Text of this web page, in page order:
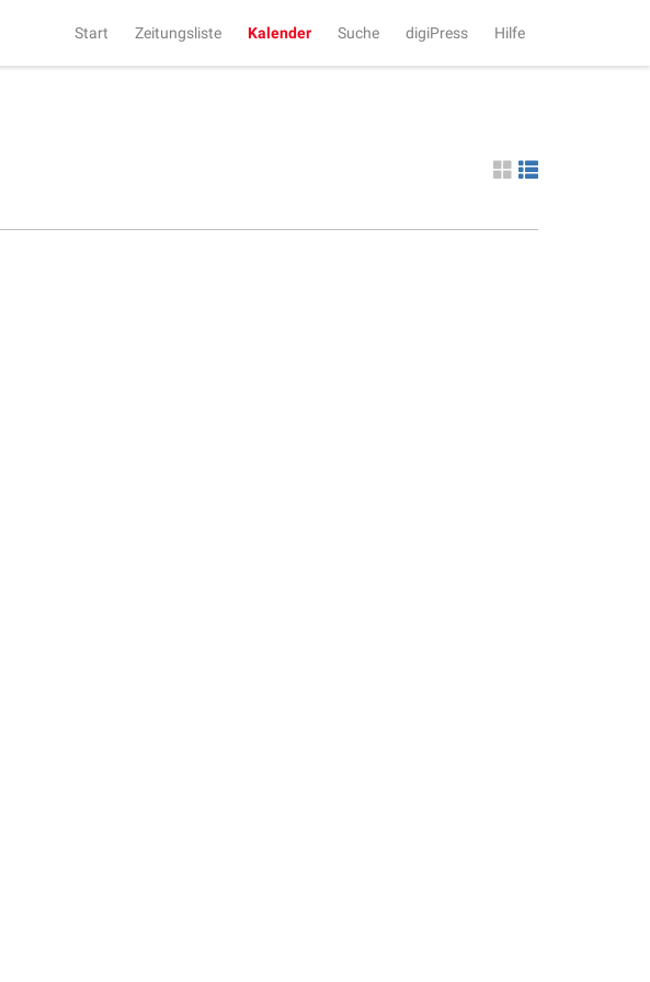
Start Zeitungsliste Kalender Suche digiPress Hilfe